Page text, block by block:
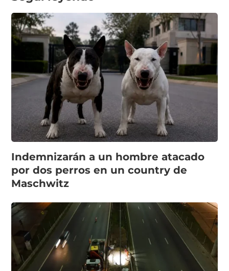
Indemnizarán a un hombre atacado
por dos perros en un country de
Maschwitz